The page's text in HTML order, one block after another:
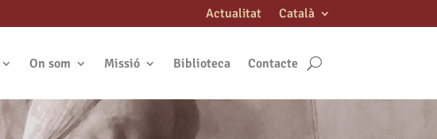
Actualitat Català
On som Missió Biblioteca Contacte